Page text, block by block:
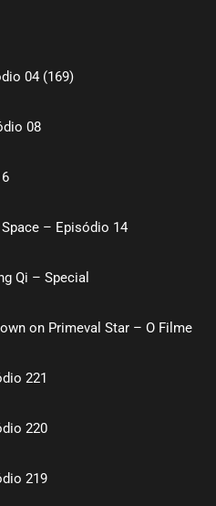
04 (169)
08
– Episódio 14
Qi – Special
on Primeval Star – O Filme
221
220
219